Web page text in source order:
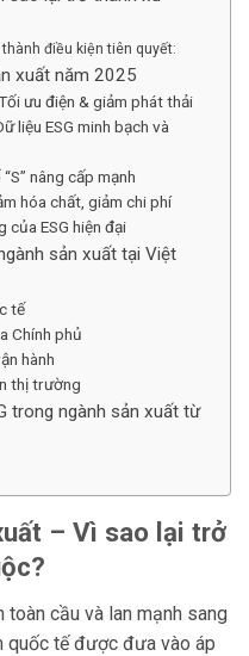
điều kiện tiên quyết:
xuất năm 2025
ưu điện & giảm phát thải
liệu ESG minh bạch và
nâng cấp mạnh
hóa chất, giảm chi phí
của ESG hiện đại
sản xuất tại Việt
tế
Chính phủ
hành
thị trường
trong ngành sản xuất từ
– Vì sao lại trở
toàn cầu và lan mạnh sang
quốc tế được đưa vào áp